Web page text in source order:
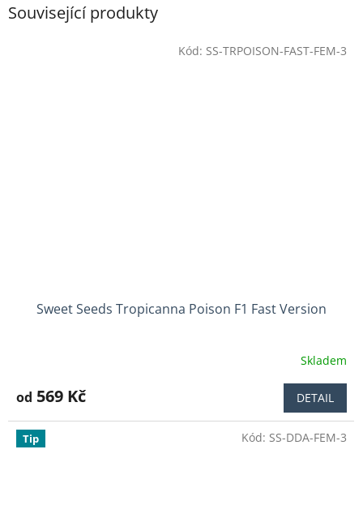
Související produkty
Sweet Seeds Tropicanna Poison F1 Fast Version
produktu
3,7
Skladem
od 569 Kč DETAIL
Kód: SS-TRPOISON-FAST-FEM-3
Tip Kód: SS-DDA-FEM-3